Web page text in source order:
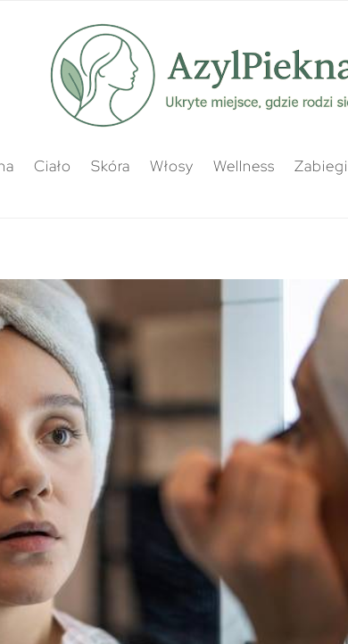
Ciało Skóra Włosy Wellness Zabiegi